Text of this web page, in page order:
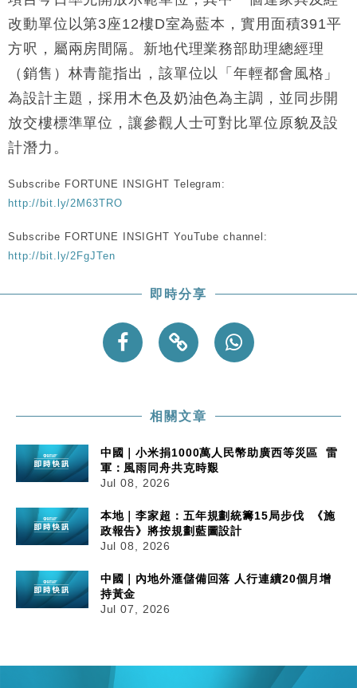
15:11
財經｜韓股反覆波動收跌 連挫7周創逾3年最長跌勢
財經｜內地7月美元計價出口增近24%勝預期 貿易順
差達1125億美元
12:44
財經｜日本春季三度入市撐日圓 4月單日斥6.28萬億
日圓干預創新高
11:12
張
15:59
財經｜SA售股自救後再出手 斥4億美元押注未上市公
改動單位以第3座12樓D室為藍本，實用面積391平
方呎，屬兩房間隔。新地代理業務部助理總經理
（銷售）林青龍指出，該單位以「年輕都會風格」
為設計主題，採用木色及奶油色為主調，並同步開
放交樓標準單位，讓參觀人士可對比單位原貌及設
計潛力。
Subscribe FORTUNE INSIGHT Telegram:
http://bit.ly/2M63TRO
Subscribe FORTUNE INSIGHT YouTube channel:
http://bit.ly/2FgJTen
即時分享
相關文章
中國｜小米捐1000萬人民幣助廣西等災區 雷
軍：風雨同舟共克時艱
Jul 08, 2026
本地｜李家超：五年規劃統籌15局步伐 《施
政報告》將按規劃藍圖設計
Jul 08, 2026
中國｜內地外滙儲備回落 人行連續20個月增
持黃金
Jul 07, 2026